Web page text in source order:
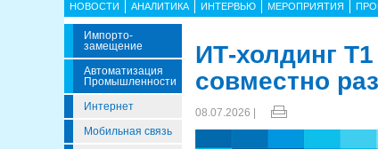
НОВОСТИ АНАЛИТИКА ИНТЕРВЬЮ МЕРОПРИЯТИЯ
Импорто­
Замещение
Автоматизация
Промышленности
Интернет
Мобильная связь
ИТ-холдинг
совместно
08.07.2026 |